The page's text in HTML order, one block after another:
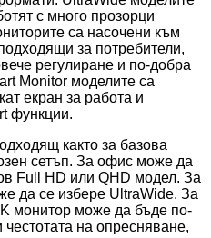
с много прозорци
са насочени към
за потребители,
регулиране и по-добра
Monitor моделите са
екран за работа и
функции.
както за базова
сетъп. За офис може да
Full HD или QHD модел. За
да се избере UltraWide. За
монитор може да бъде по-
на опресняване,